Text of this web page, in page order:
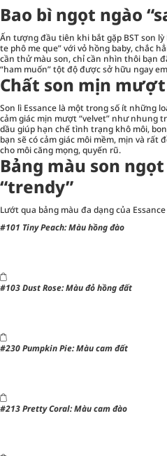
Bao bì ngọt ngào
Ấn tượng đầu tiên khi bắt gặp BST son lỳ
te phô me que” với vỏ hồng baby, chắc
cần thử màu son, chỉ cần nhìn thôi bạn
“ham muốn” tột độ được sở hữu ngay
Chất son mịn mượt
Son lì Essance là một trong số ít những
cảm giác mịn mượt “velvet” như nhung
dầu giúp hạn chế tình trạng khô môi,
bạn sẽ có cảm giác môi mềm, mịn và rất
cho môi căng mọng, quyến rũ.
Bảng màu son
“trendy”
Lướt qua bảng màu đa dạng của
#101 Tiny Peach: Màu hồng đào
#103 Dust Rose: Màu đỏ hồng đất
#230 Pumpkin Pie: Màu cam đất
#213 Pretty Coral: Màu cam đào